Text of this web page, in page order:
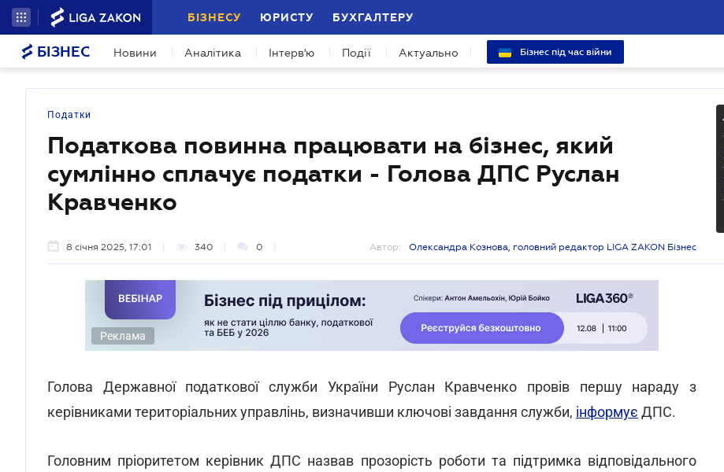
БІЗНЕСУ ЮРИСТУ БУХГАЛТЕРУ
БІЗНЕС Новини Аналітика Інтерв'ю Події Актуально Бізнес під час війни
Податки
Податкова повинна працювати на бізнес, який
сумлінно сплачує податки - Голова ДПС Руслан
Кравченко
8 січня 2025, 17:01 340 0 Автор: Олександра Кознова, головний редактор LIGA ZAKON Бізнес
Реклама
Голова Державної податкової служби України Руслан Кравченко провів першу нараду з
керівниками територіальних управлінь, визначивши ключові завдання служби, інформує ДПС.
Головним пріоритетом керівник ДПС назвав прозорість роботи та підтримка відповідального